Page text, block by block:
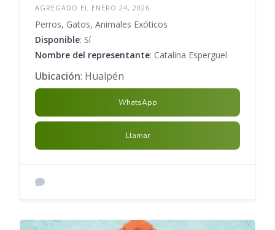
AGREGADO EL ENERO 24, 2026
Perros, Gatos, Animales Exóticos
Disponible: Sí
Nombre del representante: Catalina Esperguel
Ubicación: Hualpén
WhatsApp
Llamar